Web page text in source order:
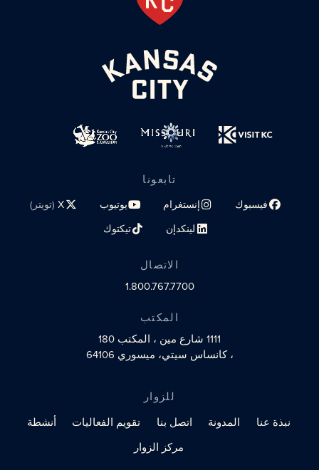
تابعونا
فيسبوك
رابط الملف الشخصي على مواقع التواصل الاجتماعي
إنستغرام
رابط الملف الشخصي على مواقع التواصل الاجتماعي
يوتيوب
رابط الملف الشخصي على مواقع
X (تويتر)
رابط الملف
لينكدإن
رابط الملف الشخصي على مواقع التواصل الاجتماعي
تيكتوك
رابط الملف الشخصي على مواقع
الاتصال
1.800.767.7700
المكتب
1111 شارع مين
، المكتب 180
، كانساس سيتي، ميسوري 64106
للزوار
نبذة عنا
المدونة اتصل بنا تقويم الفعاليات
أنشطة
مركز الزوار